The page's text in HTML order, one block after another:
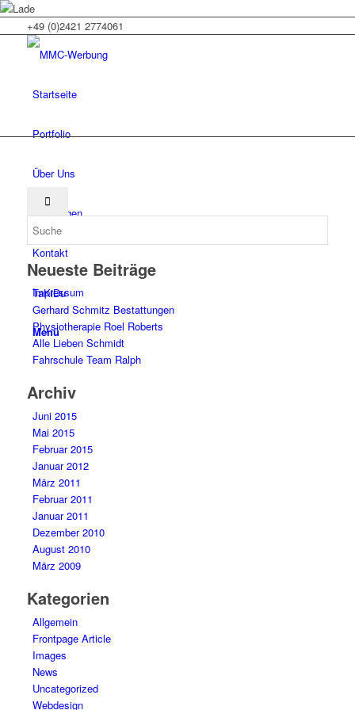
+49 (0)2421 2774061
Startseite
Portfolio
Über Uns
Leistungen
Kontakt
Impressum
Menü
Neueste Beiträge
TaKiDu
Gerhard Schmitz Bestattungen
Physiotherapie Roel Roberts
Alle Lieben Schmidt
Fahrschule Team Ralph
Archiv
Juni 2015
Mai 2015
Februar 2015
Januar 2012
März 2011
Februar 2011
Januar 2011
Dezember 2010
August 2010
März 2009
Kategorien
Allgemein
Frontpage Article
Images
News
Uncategorized
Webdesign